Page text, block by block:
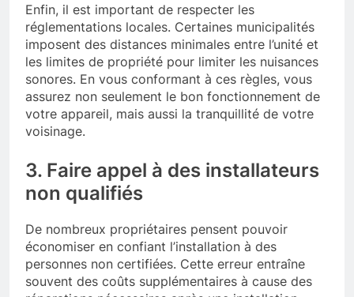
Enfin, il est important de respecter les
réglementations locales. Certaines municipalités
imposent des distances minimales entre l’unité et
les limites de propriété pour limiter les nuisances
sonores. En vous conformant à ces règles, vous
assurez non seulement le bon fonctionnement de
votre appareil, mais aussi la tranquillité de votre
voisinage.
3. Faire appel à des installateurs
non qualifiés
De nombreux propriétaires pensent pouvoir
économiser en confiant l’installation à des
personnes non certifiées. Cette erreur entraîne
souvent des coûts supplémentaires à cause des